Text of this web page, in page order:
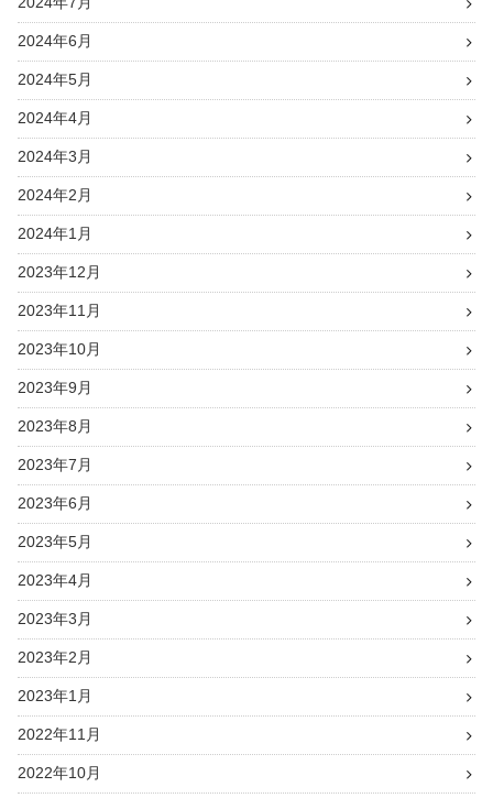
2024年6月
2024年5月
2024年4月
2024年3月
2024年2月
2024年1月
2023年12月
2023年11月
2023年10月
2023年9月
2023年8月
2023年7月
2023年6月
2023年5月
2023年4月
2023年3月
2023年2月
2023年1月
2022年11月
2022年10月